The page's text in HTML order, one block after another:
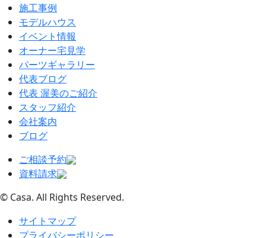
施工事例
モデルハウス
イベント情報
オーナー宅見学
パーツギャラリー
代表ブログ
代表 渥美のご紹介
スタッフ紹介
会社案内
ブログ
ご相談予約
資料請求
© Casa. All Rights Reserved.
サイトマップ
プライバシーポリシー